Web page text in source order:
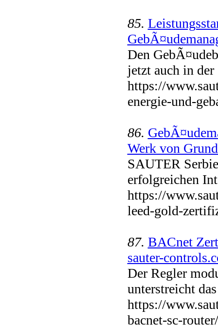
85.
Den
jetzt auch in
https://
energie-und-
86.
Werk von
SAUTER
erfolgreichen
https://
leed-gold-
87. BACnet
sauter-
Der Regler
unterstreicht
https://
bacnet-sc-